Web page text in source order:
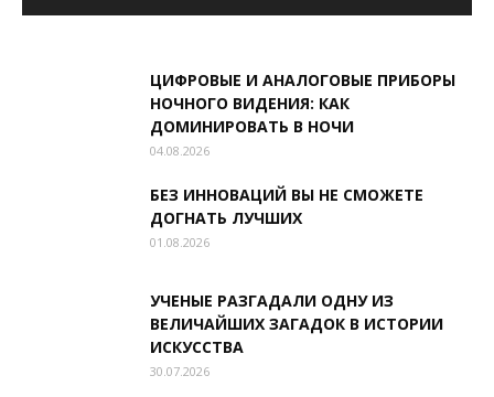
ЦИФРОВЫЕ И АНАЛОГОВЫЕ ПРИБОРЫ
НОЧНОГО ВИДЕНИЯ: КАК
ДОМИНИРОВАТЬ В НОЧИ
04.08.2026
БЕЗ ИННОВАЦИЙ ВЫ НЕ СМОЖЕТЕ
ДОГНАТЬ ЛУЧШИХ
01.08.2026
УЧЕНЫЕ РАЗГАДАЛИ ОДНУ ИЗ
ВЕЛИЧАЙШИХ ЗАГАДОК В ИСТОРИИ
ИСКУССТВА
30.07.2026